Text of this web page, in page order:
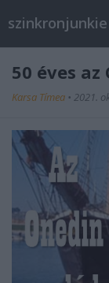
szinkronjunkie
50 éves
Karsa Tímea • 2021.